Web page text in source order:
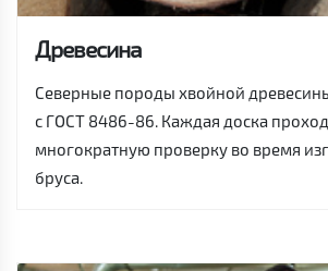
Древесина
Северные породы хвойной
с ГОСТ 8486-86. Каждая доска
многократную проверку во время
бруса.